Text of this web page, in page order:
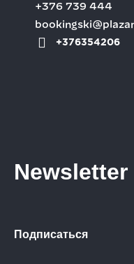
+376 739 444
+376354206
Newsletter
Подписаться